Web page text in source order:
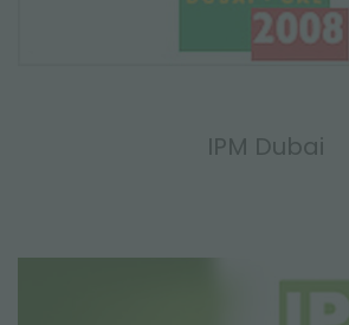
IPM Dubai